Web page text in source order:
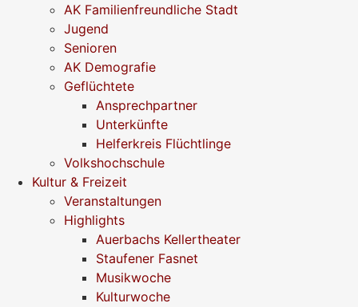
AK Familienfreundliche Stadt
Jugend
Senioren
AK Demografie
Geflüchtete
Ansprechpartner
Unterkünfte
Helferkreis Flüchtlinge
Volkshochschule
Kultur & Freizeit
Veranstaltungen
Highlights
Auerbachs Kellertheater
Staufener Fasnet
Musikwoche
Kulturwoche